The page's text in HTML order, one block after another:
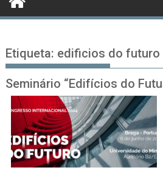
Etiqueta: edificios do futuro
Seminário “Edifícios do